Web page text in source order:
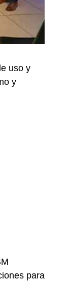
uso y
y
para